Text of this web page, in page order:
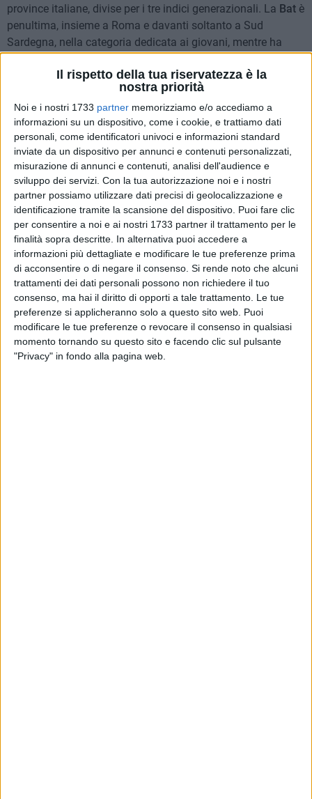
Il rispetto della tua riservatezza è la
nostra priorità
Noi e i nostri 1733 partner memorizziamo e/o accediamo a
informazioni su un dispositivo, come i cookie, e trattiamo dati
personali, come identificatori univoci e informazioni standard
inviate da un dispositivo per annunci e contenuti personalizzati,
misurazione di annunci e contenuti, analisi dell'audience e
sviluppo dei servizi. Con la tua autorizzazione noi e i nostri
partner possiamo utilizzare dati precisi di geolocalizzazione e
identificazione tramite la scansione del dispositivo. Puoi fare clic
per consentire a noi e ai nostri 1733 partner il trattamento per le
finalità sopra descritte. In alternativa puoi accedere a
informazioni più dettagliate e modificare le tue preferenze prima
di acconsentire o di negare il consenso. Si rende noto che alcuni
trattamenti dei dati personali possono non richiedere il tuo
consenso, ma hai il diritto di opporti a tale trattamento. Le tue
preferenze si applicheranno solo a questo sito web. Puoi
modificare le tue preferenze o revocare il consenso in qualsiasi
momento tornando su questo sito e facendo clic sul pulsante
"Privacy" in fondo alla pagina web.
province italiane, divise per i tre indici generazionali. La Bat è
penultima, insieme a Roma e davanti soltanto a Sud
Sardegna, nella categoria dedicata ai giovani, mentre ha
occupando rispettivamente la 41esima e la 69esima
Per ogni fascia sono stati selezionati12 indicatoriper
evidenziare particolari aspetti che influenzano il contesto di
vita: a ogni parametro sono stati poi assegnati dei punti
(valore fino a un massimo di 1000); la classifica finale è il
risultato della media di tutti i punteggi conseguiti.
Bambini
La provincia con la miglior qualità di vita per i bambini è
Aosta (596.9). Sul podio anche Arezzo e Siena, sempre con
risultati oltre i 500 punti.
La Bat ha occupato la 69esima piazza in questa classifica,
con unpunteggio di 364.4(migliorando il 78esimo posto
dello scorso anno). Ecco i 12 parametri selezionati per
misurare alcuni aspetti che condizionano la vita della classe
0-10 anni: